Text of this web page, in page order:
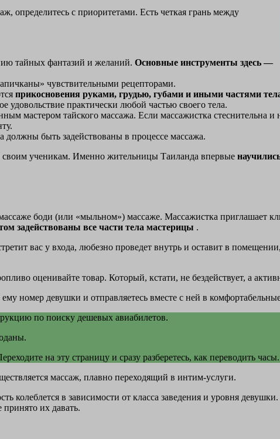
определитесь с приоритетами. Есть четкая грань между
тайных фантазий и желаний. Основные инструменты здесь —
чувствительными рецепторами.
прикосновения руками, грудью, губами и иными частями
удовольствие практически любой частью своего тела.
мастером тайского массажа. Если массажистка стеснительна и
должны быть задействованы в процессе массажа.
своим ученикам. Именно жительницы Таиланда впервые
боди (или «мыльном») массаже. Массажистка приглашает
задействованы все части тела мастерицы .
вас у входа, любезно проведет внутрь и оставит в
оценивайте товар. Который, кстати, не бездействует, а
номер девушки и отправляетесь вместе с ней в
по поиску дешевых авиабилетов.
на эту страницу и сразу разберетесь, как переводить часы.
массаж, плавно переходящий в интим-услуги.
колеблется в зависимости от класса заведения и уровня
их давать.